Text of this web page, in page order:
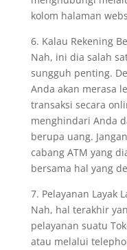
kolom halaman
6. Kalau Rekening
Nah, ini dia salah
sungguh penting.
Anda akan merasa
transaksi secara
menghindari Anda
berupa uang.
cabang ATM yang
bersama hal yang
7. Pelayanan Layak
Nah, hal terakhir
pelayanan suatu
atau melalui